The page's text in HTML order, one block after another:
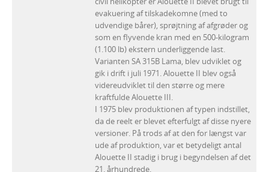
evakuering af tilskadekomne (med to
udvendige bårer), sprøjtning af afgrøder og
som en flyvende kran med en 500-kilogram
(1.100 lb) ekstern underliggende last.
Varianten SA 315B Lama, blev udviklet og
gik i drift i juli 1971. Alouette II blev også
videreudviklet til den større og mere
kraftfulde Alouette III.
I 1975 blev produktionen af typen indstillet,
da de reelt er blevet efterfulgt af disse nyere
versioner. På trods af at den for længst var
ude af produktion, var et betydeligt antal
Alouette II stadig i brug i begyndelsen af det
21. århundrede.